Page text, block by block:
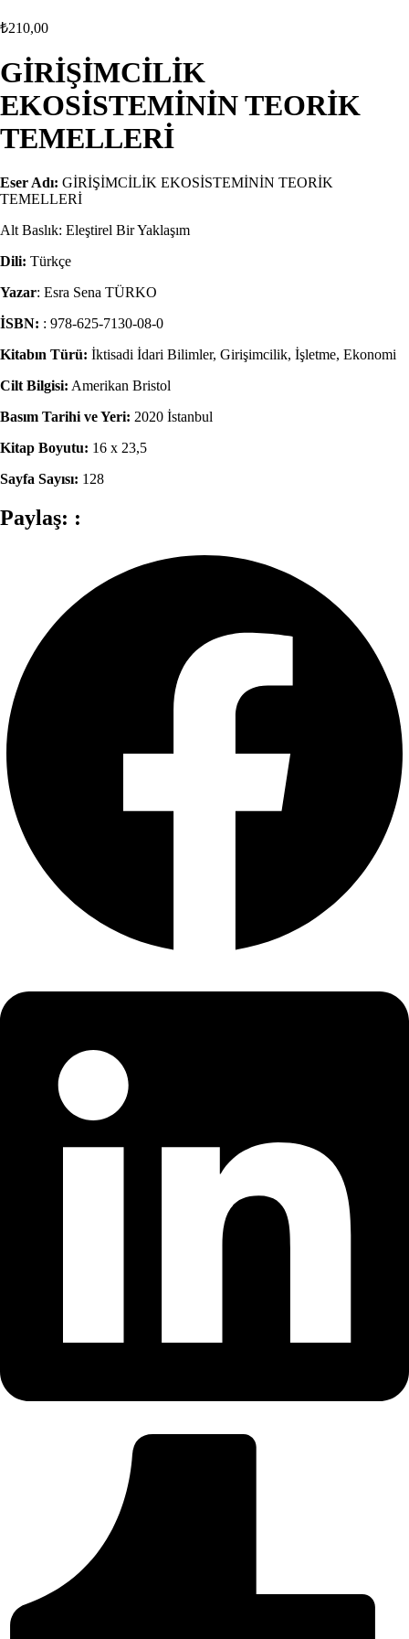
₺210,00
GİRİŞİMCİLİK
EKOSİSTEMİNİN TEORİK
TEMELLERİ
Eser Adı: GİRİŞİMCİLİK EKOSİSTEMİNİN TEORİK
TEMELLERİ
Alt Baslık: Eleştirel Bir Yaklaşım
Dili: Türkçe
Yazar: Esra Sena TÜRKO
İSBN: : 978-625-7130-08-0
Kitabın Türü: İktisadi İdari Bilimler, Girişimcilik, İşletme, Ekonomi
Cilt Bilgisi: Amerikan Bristol
Basım Tarihi ve Yeri: 2020 İstanbul
Kitap Boyutu: 16 x 23,5
Sayfa Sayısı: 128
Paylaş: :